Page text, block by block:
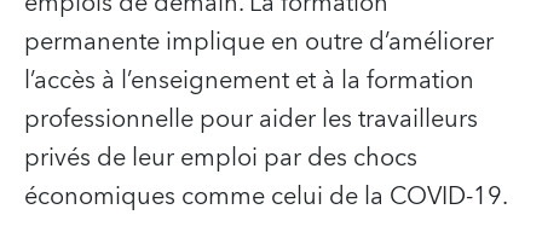
permanente implique en outre d’améliorer
l’accès à l’enseignement et à la formation
professionnelle pour aider les travailleurs
privés de leur emploi par des chocs
économiques comme celui de la COVID-19.